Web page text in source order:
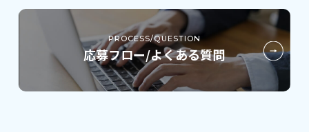
PROCESS/QUESTION
応募フロー/よくある質問